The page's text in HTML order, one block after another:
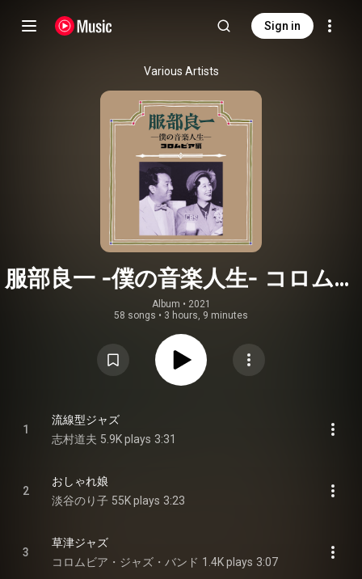
Sign in
Various Artists
服部良一 -僕の音楽人生- コロムビ
ア編
Album • 2021
58 songs • 3 hours, 9 minutes
1
流線型ジャズ
志村道夫 5.9K plays 3:31
2
おしゃれ娘
淡谷のり子 55K plays 3:23
3
草津ジャズ
コロムビア・ジャズ・バンド 1.4K plays 3:07